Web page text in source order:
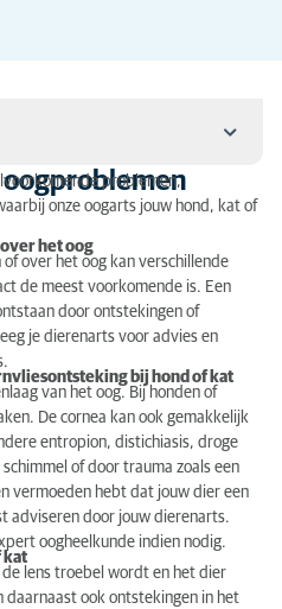
diagnostiek
problemen,
onze oogarts jouw hond, kat of
het oog
over het oog kan verschillende
de meest voorkomende is. Een
door ontstekingen of
je dierenarts voor advies en
bij hond of kat
van het oog. Bij honden of
. De cornea kan ook gemakkelijk
entropion, distichiasis, droge
of door trauma zoals een
vermoeden hebt dat jouw dier een
adviseren door jouw dierenarts.
oogheelkunde indien nodig.
kat
lens troebel wordt en het dier
ook ontstekingen in het